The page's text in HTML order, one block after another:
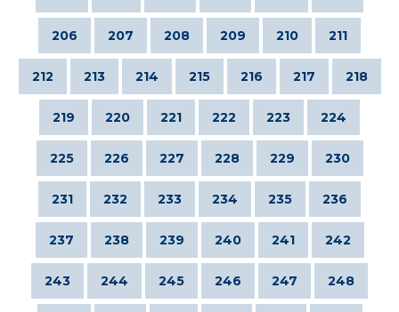
206 207 208 209 210 211
212 213 214 215 216 217 218
219 220 221 222 223 224
225 226 227 228 229 230
231 232 233 234 235 236
237 238 239 240 241 242
243 244 245 246 247 248